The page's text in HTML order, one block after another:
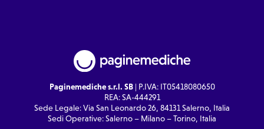
Paginemediche s.r.l. SB| P.IVA: IT05418080650
REA: SA-444291
Sede Legale: Via San Leonardo 26, 84131 Salerno, Italia
Sedi Operative: Salerno – Milano – Torino, Italia